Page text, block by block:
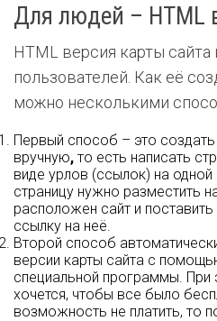
Для людей – HTML
HTML версия карты сайта
пользователей. Как её
можно несколькими
Первый способ – это создать
вручную, то есть написать
виде урлов (ссылок) на
страницу нужно разместить
расположен сайт и
ссылку на неё.
Второй способ
версии карты сайта с
специальной программы.
хочется, чтобы все было
возможность не платить, то